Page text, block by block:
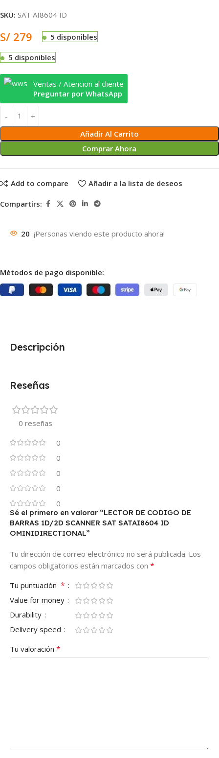
SKU: SAT AI8604 ID
S/ 279 5 disponibles
5 disponibles
Ventas / Atencion al cliente
Preguntar por WhatsApp
Añadir Al Carrito
Comprar Ahora
Add to compare Añadir a la lista de deseos
Compartirs:
20 ¡Personas viendo este producto ahora!
Métodos de pago disponible:
Descripción
Reseñas
0 reseñas
0
0
0
0
0
Sé el primero en valorar “LECTOR DE CODIGO DE
BARRAS 1D/2D SCANNER SAT SATAI8604 ID
OMINIDIRECTIONAL”
Tu dirección de correo electrónico no será publicada. Los
campos obligatorios están marcados con *
Tu puntuación *
Value for money
Durability
Delivery speed
Tu valoración *